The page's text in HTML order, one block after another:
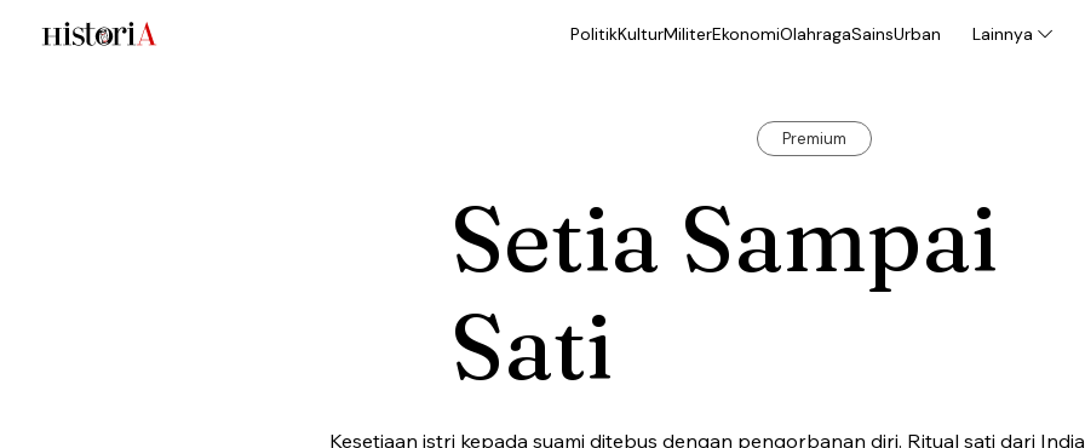
PolitikKulturMiliterEkonomiOlahragaSainsUrban Lainnya
Premium
Setia Sampai
Sati
Kesetiaan istri kepada suami ditebus dengan pengorbanan diri. Ritual sati dari